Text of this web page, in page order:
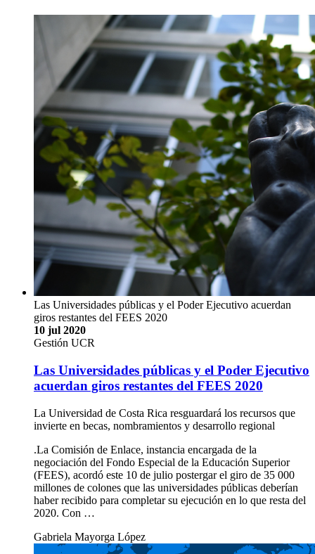
Las Universidades públicas y el Poder Ejecutivo acuerdan
giros restantes del FEES 2020
10 jul 2020
Gestión UCR
Las Universidades públicas y el Poder Ejecutivo
acuerdan giros restantes del FEES 2020
La Universidad de Costa Rica resguardará los recursos que
invierte en becas, nombramientos y desarrollo regional
.La Comisión de Enlace, instancia encargada de la
negociación del Fondo Especial de la Educación Superior
(FEES), acordó este 10 de julio postergar el giro de 35 000
millones de colones que las universidades públicas deberían
haber recibido para completar su ejecución en lo que resta del
2020. Con …
Gabriela Mayorga López